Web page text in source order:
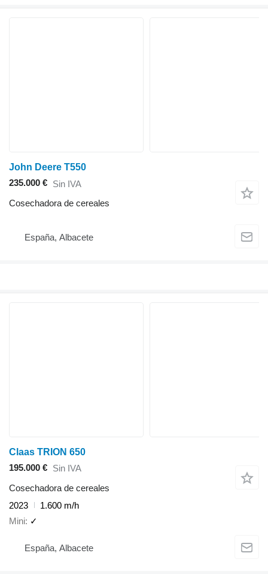
John Deere T550
235.000 € Sin IVA
Cosechadora de cereales
España, Albacete
Claas TRION 650
195.000 € Sin IVA
Cosechadora de cereales
2023
1.600 m/h
Mini ✓
España, Albacete